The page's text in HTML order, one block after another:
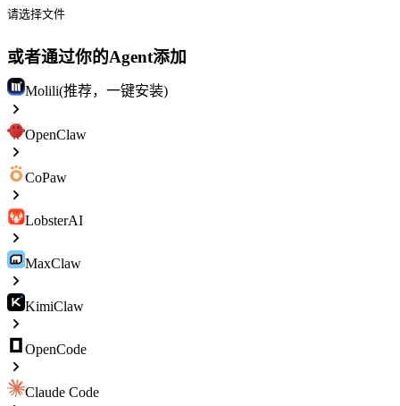
请选择文件
或者通过你的Agent添加
Molili(推荐，一键安装)
OpenClaw
CoPaw
LobsterAI
MaxClaw
KimiClaw
OpenCode
Claude Code